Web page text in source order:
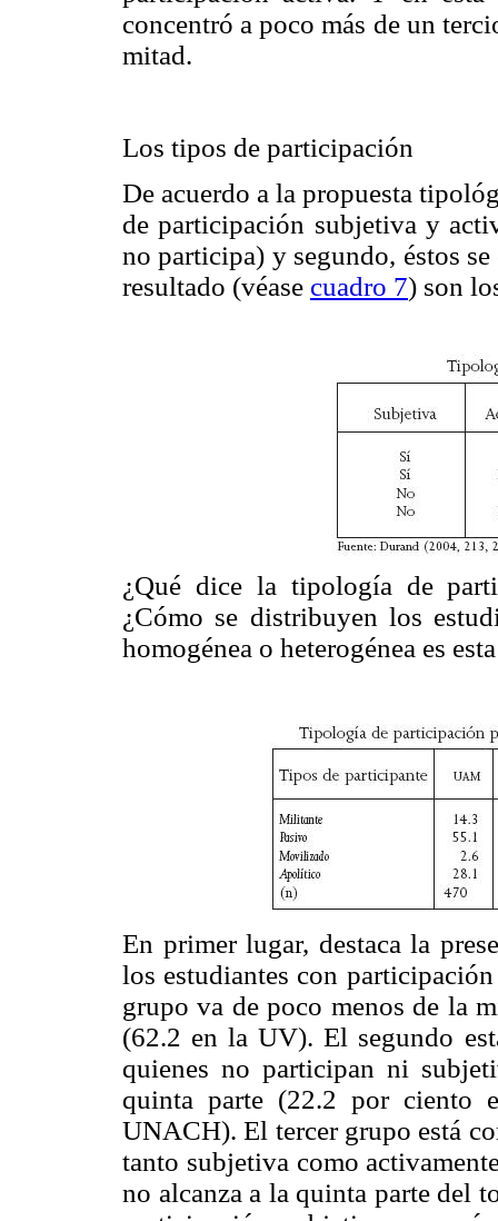
concentró a poco más de un
mitad.
Los tipos de participación
De acuerdo a la propuesta
de participación subjetiva y
no participa) y segundo, éstos
resultado (véase cuadro 7) son
¿Qué dice la tipología de
¿Cómo se distribuyen los
homogénea o heterogénea es
En primer lugar, destaca la
los estudiantes con
grupo va de poco menos de la
(62.2 en la UV). El segundo
quienes no participan ni
quinta parte (22.2 por
UNACH). El tercer grupo está
tanto subjetiva como
no alcanza a la quinta parte del